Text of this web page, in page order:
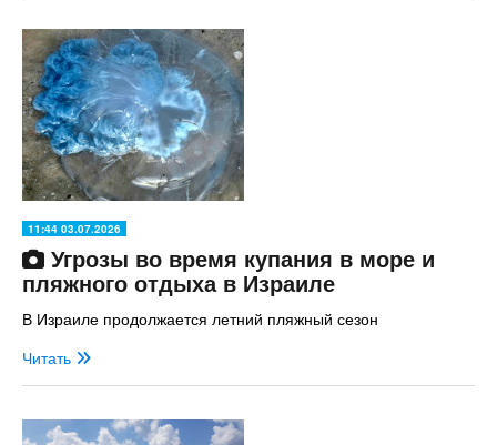
11:44 03.07.2026
Угрозы во время купания в море и
пляжного отдыха в Израиле
В Израиле продолжается летний пляжный сезон
Читать